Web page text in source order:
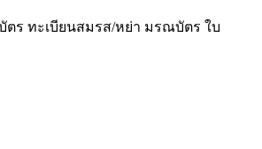
ตร ทะเบียนสมรส/หย่า มรณบัตร ใบ